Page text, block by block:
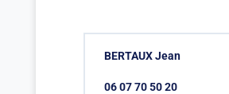
BERTAUX Jean
06 07 70 50 20